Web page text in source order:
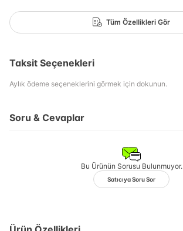
Tüm Özellikleri Gör
Taksit Seçenekleri
Aylık ödeme seçeneklerini görmek için dokunun.
Soru & Cevaplar
Bu Ürünün Sorusu Bulunmuyor.
Satıcıya Soru Sor